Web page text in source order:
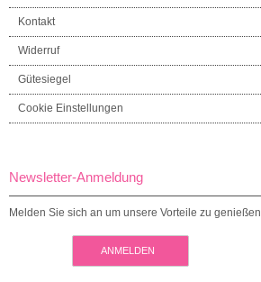
Kontakt
Widerruf
Gütesiegel
Cookie Einstellungen
Newsletter-Anmeldung
Melden Sie sich an um unsere Vorteile zu genießen
ANMELDEN